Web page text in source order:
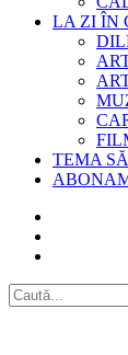
LA ZI ÎN
TEMA